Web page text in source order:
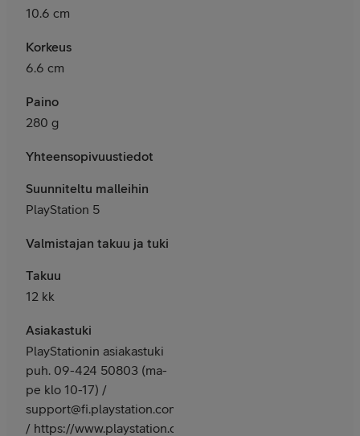
10.6 cm
Korkeus
6.6 cm
Paino
280 g
Yhteensopivuustiedot
Suunniteltu malleihin
PlayStation 5
Valmistajan takuu ja tuki
Takuu
12 kk
Asiakastuki
PlayStationin asiakastuki
puh. 09-424 50803 (ma-
pe klo 10-17) /
support@fi.playstation.com
/ https://www.playstation.com/fi-